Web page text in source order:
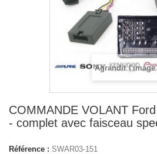
Agrandir l'image
COMMANDE VOLANT
- complet avec faisceau
Référence : SWAR03-151